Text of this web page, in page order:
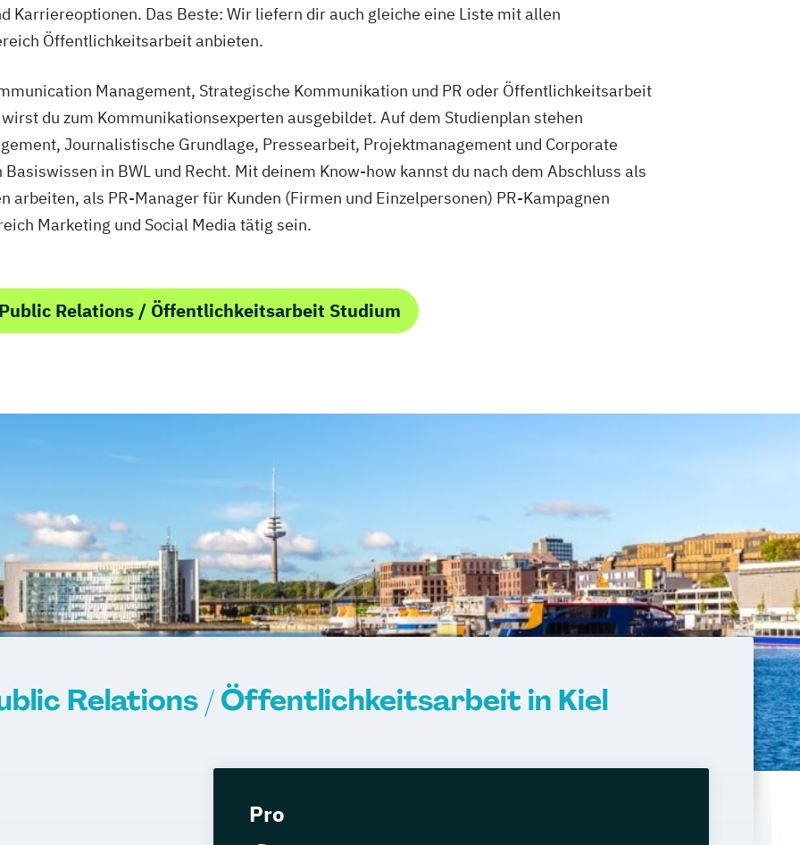
Karriereoptionen. Das Beste: Wir liefern dir auch gleiche eine Liste mit allen
Öffentlichkeitsarbeit anbieten.
Management, Strategische Kommunikation und PR oder Öffentlichkeitsarbeit
du zum Kommunikationsexperten ausgebildet. Auf dem Studienplan stehen
Journalistische Grundlage, Pressearbeit, Projektmanagement und Corporate
in BWL und Recht. Mit deinem Know-how kannst du nach dem Abschluss als
arbeiten, als PR-Manager für Kunden (Firmen und Einzelpersonen) PR-Kampagnen
Marketing und Social Media tätig sein.
Relations / Öffentlichkeitsarbeit Studium
Relations / Öffentlichkeitsarbeit in Kiel
Pro